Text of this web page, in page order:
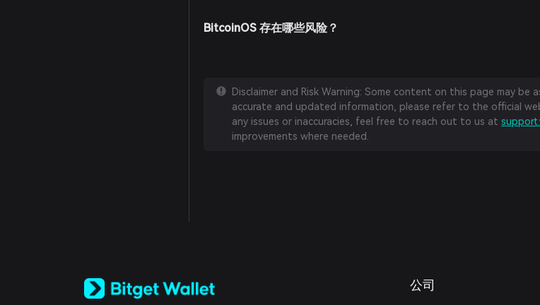
BitcoinOS 存在哪些风险？
Disclaimer and Risk Warning: Some content on this page may
accurate and updated information, please refer to the official
any issues or inaccuracies, feel free to reach out to us at
improvements where needed.
Español (Latinoamérica)
公司